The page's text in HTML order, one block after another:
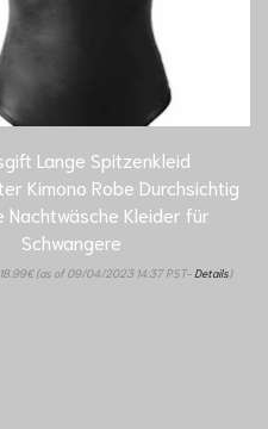
Lange Spitzenkleid
Kimono Robe Durchsichtig
Nachtwäsche Kleider für
Schwangere
18.99€(as of 09/04/2023 14:37 PST- Details)